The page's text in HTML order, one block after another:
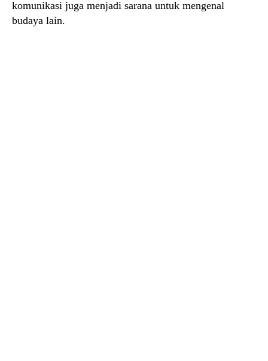
komunikasi juga menjadi sarana untuk mengenal
budaya lain.